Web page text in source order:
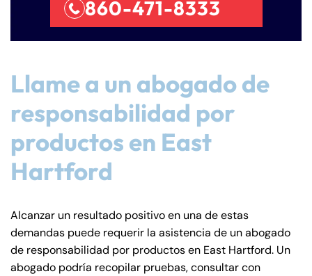
860-471-8333
Llame a un abogado de
responsabilidad por
productos en East
Hartford
Alcanzar un resultado positivo en una de estas
demandas puede requerir la asistencia de un abogado
de responsabilidad por productos en East Hartford. Un
abogado podría recopilar pruebas, consultar con